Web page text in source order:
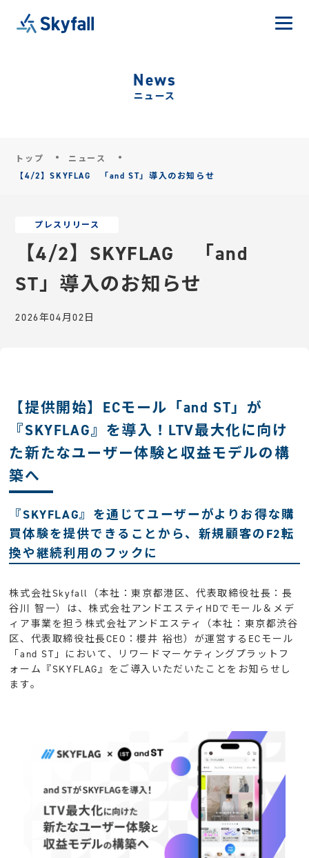
News
ニュース
トップ
ニュース
【4/2】SKYFLAG 「and ST」導入のお知らせ
プレスリリース
【4/2】SKYFLAG 「and
ST」導入のお知らせ
2026年04月02日
【提供開始】ECモール「and ST」が
『SKYFLAG』を導入！LTV最大化に向け
た新たなユーザー体験と収益モデルの構
築へ
『SKYFLAG』を通じてユーザーがよりお得な購
買体験を提供できることから、新規顧客のF2転
換や継続利用のフックに
株式会社Skyfall（本社：東京都港区、代表取締役社長：長
谷川 智一）は、株式会社アンドエスティHDでモール＆メデ
ィア事業を担う株式会社アンドエスティ（本社：東京都渋谷
区、代表取締役社長CEO：櫻井 裕也）が運営するECモール
「and ST」において、リワードマーケティングプラットフ
ォーム『SKYFLAG』をご導入いただいたことをお知らせし
ます。